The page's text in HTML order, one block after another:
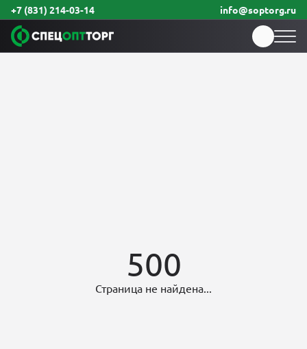
+7 (831) 214-03-14 info@soptorg.ru
500
Страница не найдена...